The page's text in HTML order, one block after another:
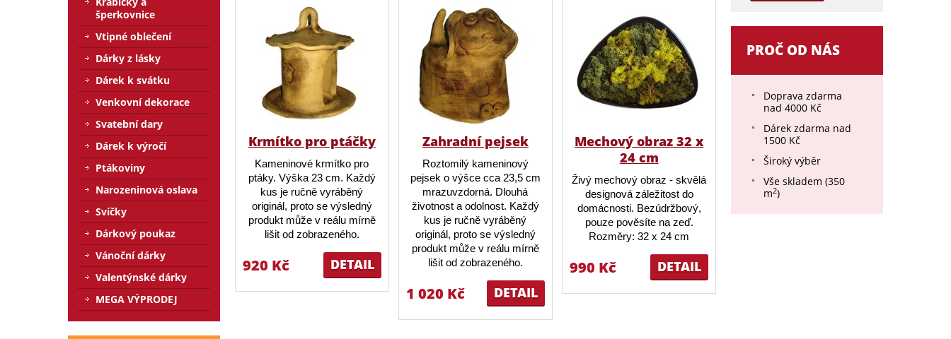
Krmítko pro ptáčky
Kameninové krmítko pro
ptáky. Výška 23 cm. Každý
kus je ručně vyráběný
originál, proto se výsledný
produkt může v reálu mírně
lišit od zobrazeného.
DETAIL
920 Kč
Zahradní pejsek
Roztomilý kameninový
pejsek o výšce cca 23,5 cm
mrazuvzdorná. Dlouhá
životnost a odolnost. Každý
kus je ručně vyráběný
originál, proto se výsledný
produkt může v reálu mírně
lišit od zobrazeného.
DETAIL
1 020 Kč
Mechový obraz 32 x
24 cm
Živý mechový obraz - skvělá
designová záležitost do
domácnosti. Bezúdržbový,
pouze pověsíte na zeď.
Rozměry: 32 x 24 cm
DETAIL
990 Kč
PROČ OD NÁS
Doprava zdarma
nad 4000 Kč
Dárek zdarma nad
1500 Kč
Široký výběr
Vše skladem (350
m2)
šperkovnice
Vtipné oblečení
Dárky z lásky
Dárek k svátku
Venkovní dekorace
Svatební dary
Dárek k výročí
Ptákoviny
Narozeninová oslava
Svíčky
Dárkový poukaz
Vánoční dárky
Valentýnské dárky
MEGA VÝPRODEJ